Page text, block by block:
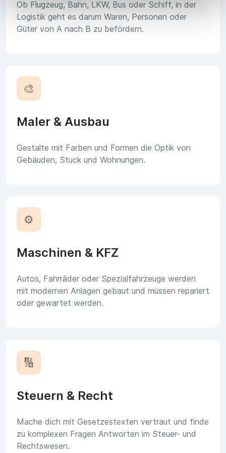
Ob Flugzeug, Bahn, LKW, Bus oder Schiff, in der
Logistik geht es darum Waren, Personen oder
Güter von A nach B zu befördern.
🎨
Maler & Ausbau
Gestalte mit Farben und Formen die Optik von
Gebäuden, Stuck und Wohnungen.
⚙️
Maschinen & KFZ
Autos, Fahrräder oder Spezialfahrzeuge werden
mit modernen Anlagen gebaut und müssen repariert
oder gewartet werden.
🔢
Steuern & Recht
Mache dich mit Gesetzestexten vertraut und finde
zu komplexen Fragen Antworten im Steuer- und
Rechtswesen.